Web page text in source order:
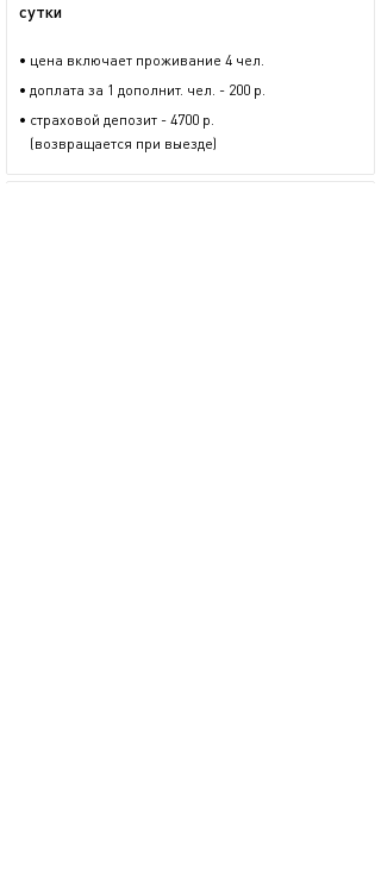
сутки
• цена включает проживание 4 чел.
• доплата за 1 дополнит. чел. - 200 р.
• страховой депозит - 4700 р.
(возвращается при выезде)